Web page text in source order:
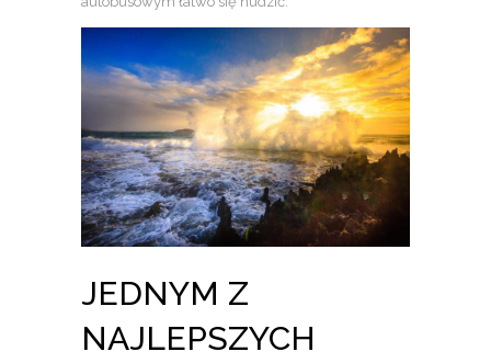
JEDNYM Z
NAJLEPSZYCH